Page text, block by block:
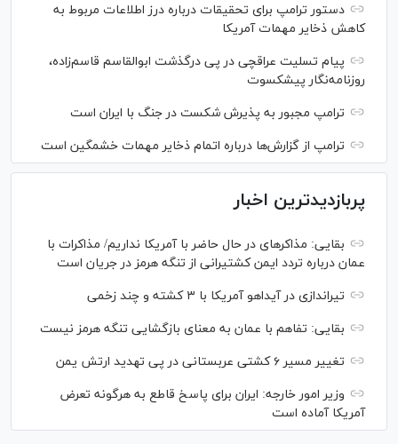
دستور ترامپ برای تحقیقات درباره درز اطلاعات مربوط به
کاهش ذخایر مهمات آمریکا
پیام تسلیت عراقچی در پی درگذشت ابوالقاسم قاسم‌زاده،
روزنامه‌نگار پیشکسوت
ترامپ مجبور به پذیرش شکست در جنگ با ایران است
ترامپ از گزارش‌ها درباره اتمام ذخایر مهمات خشمگین است
پربازدیدترین اخبار
بقایی: مذاکره‎ای در حال حاضر با آمریکا نداریم/ مذاکرات با
عمان درباره تردد ایمن کشتیرانی از تنگه هرمز در جریان است
تیراندازی در آیداهو آمریکا با ۳ کشته و چند زخمی
بقایی: تفاهم با عمان به معنای بازگشایی تنگه هرمز نیست
تغییر مسیر ۶ کشتی عربستانی در پی تهدید ارتش یمن
وزیر امور خارجه: ایران برای پاسخ قاطع به هرگونه تعرض
آمریکا آماده است